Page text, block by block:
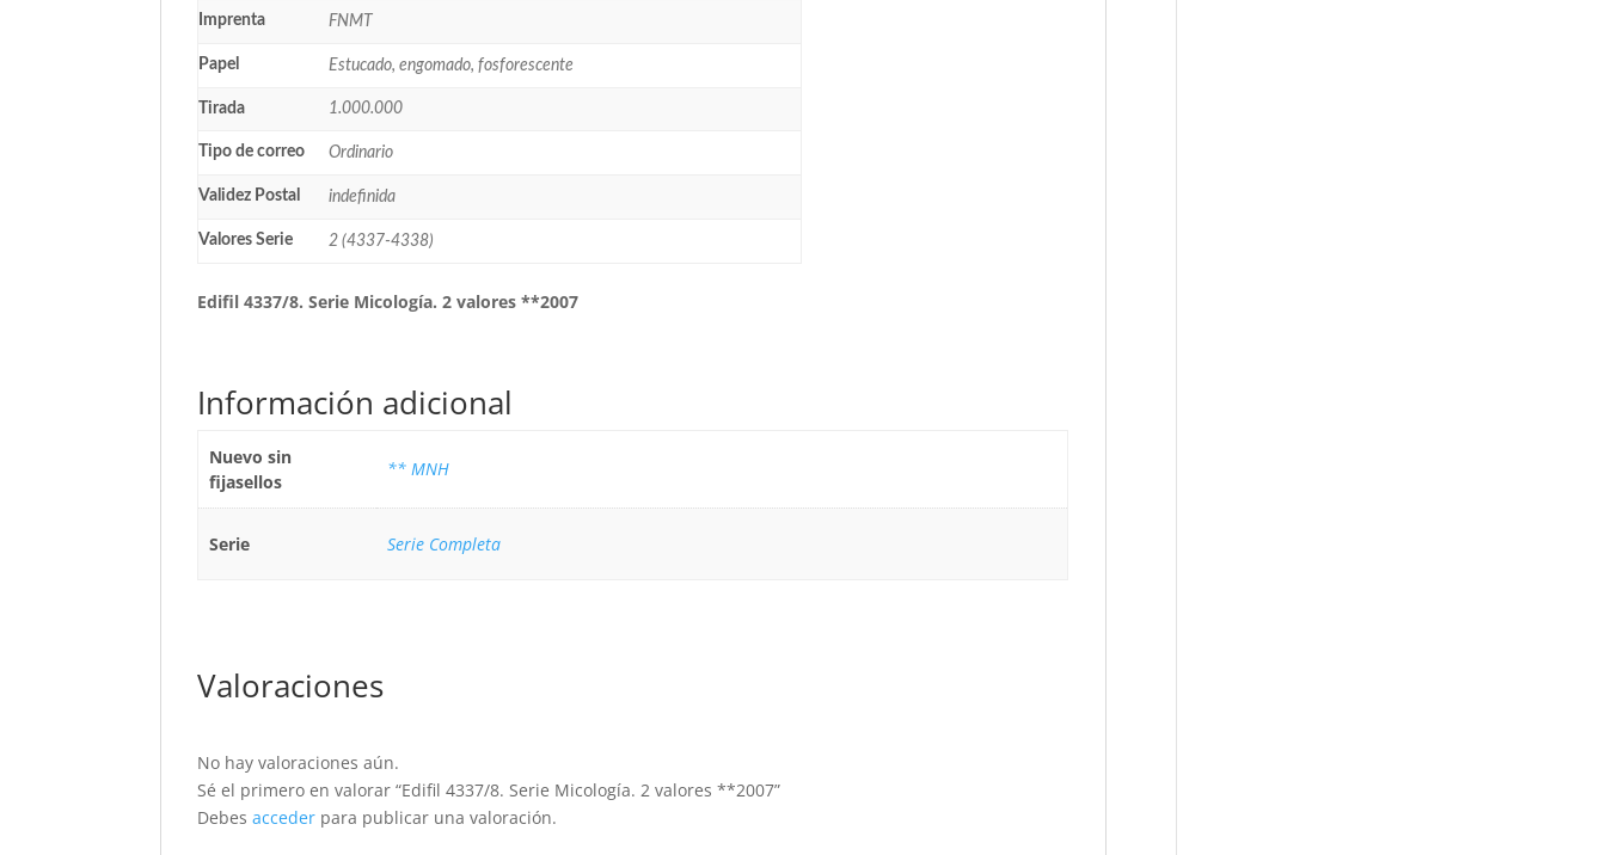
Imprenta FNMT
Papel Estucado, engomado, fosforescente
Tirada 1.000.000
Tipo de correo Ordinario
Validez Postal indefinida
Valores Serie 2 (4337-4338)
Edifil 4337/8. Serie Micología. 2 valores **2007
Información adicional
Nuevo sin
fijasellos
** MNH
Serie Serie Completa
Valoraciones
No hay valoraciones aún.
Sé el primero en valorar “Edifil 4337/8. Serie Micología. 2 valores **2007”
Debesacceder para publicar una valoración.